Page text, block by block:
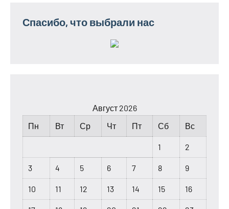
Спасибо, что выбрали нас
Август 2026
Пн
Вт Ср Чт Пт Сб Вс
1 2
3 4 5 6 7 8 9
10 11 12 13 14 15 16